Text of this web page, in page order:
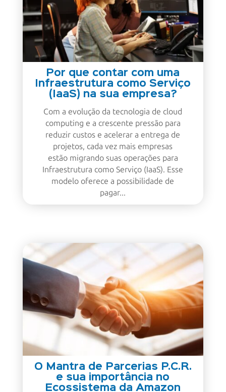
Por que contar com uma
Infraestrutura como Serviço
(IaaS) na sua empresa?
Com a evolução da tecnologia de cloud
computing e a crescente pressão para
reduzir custos e acelerar a entrega de
projetos, cada vez mais empresas
estão migrando suas operações para
Infraestrutura como Serviço (IaaS). Esse
modelo oferece a possibilidade de
pagar...
O Mantra de Parcerias P.C.R.
e sua importância no
Ecossistema da Amazon